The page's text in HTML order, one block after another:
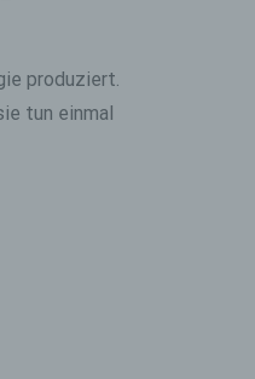
produziert.
tun einmal